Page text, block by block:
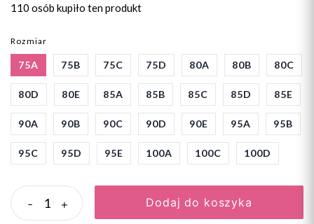
110 osób kupiło ten produkt
Rozmiar
75A 75B 75C 75D 80A 80B 80C
80D 80E 85A 85B 85C 85D 85E
90A 90B 90C 90D 90E 95A 95B
95C 95D 95E 100A 100C 100D
- + Dodaj do koszyka